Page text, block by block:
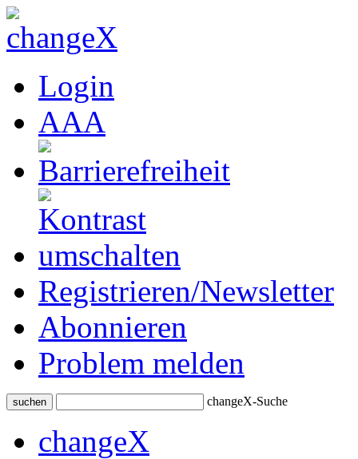
Login
AAA
Registrieren/Newsletter
Abonnieren
Problem melden
suchen changeX-Suche
changeX